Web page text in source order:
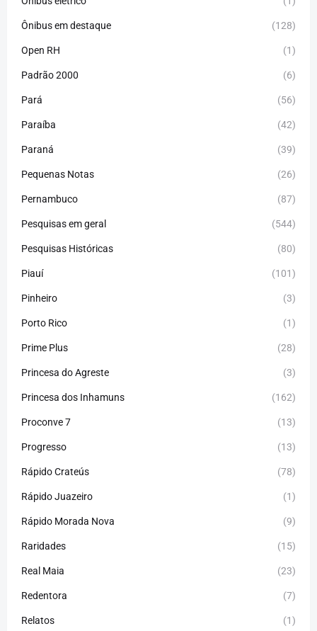
Ônibus em destaque (128)
Open RH (1)
Padrão 2000 (6)
Pará (56)
Paraíba (42)
Paraná (39)
Pequenas Notas (26)
Pernambuco (87)
Pesquisas em geral (544)
Pesquisas Históricas (80)
Piauí (101)
Pinheiro (3)
Porto Rico (1)
Prime Plus (28)
Princesa do Agreste (3)
Princesa dos Inhamuns (162)
Proconve 7 (13)
Progresso (13)
Rápido Crateús (78)
Rápido Juazeiro (1)
Rápido Morada Nova (9)
Raridades (15)
Real Maia (23)
Redentora (7)
Relatos (1)